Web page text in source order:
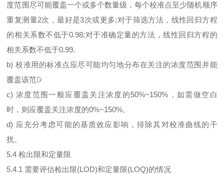
度范围尽可能覆盖一个或多个数量级，每个校准点至少随机顺序
重复测量2次，最好是3次或更多;对于筛选方法，线性回归方程
的相关系数不低于0.98;对于准确定量的方法，线性回归方程的
相关系数不低于0.99.
b) 校准用的标准点应尽可能均匀地分布在关注的浓度范围并能
覆盖该范围̷
c) 浓度范围一般应覆盖关注浓度的50%~150%，如需做空白
时，则应覆盖关注浓度的0%~150%。
d) 应充分考虑可能的基质效应影响，排除其对校准曲线的干
扰。
5.4 检出限和定量限
5.4.1 需要评估检出限(LOD)和定量限(LOQ)的情况